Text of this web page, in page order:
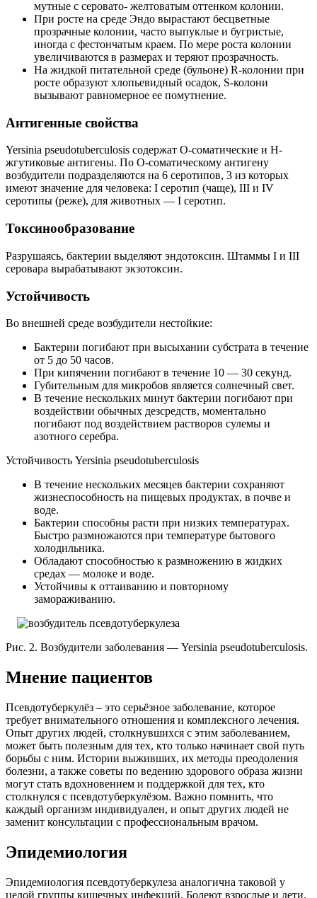
мутные с серовато- желтоватым оттенком колонии.
При росте на среде Эндо вырастают бесцветные
прозрачные колонии, часто выпуклые и бугристые,
иногда с фестончатым краем. По мере роста колонии
увеличиваются в размерах и теряют прозрачность.
На жидкой питательной среде (бульоне) R-колонии при
росте образуют хлопьевидный осадок, S-колони
вызывают равномерное ее помутнение.
Антигенные свойства
Yersinia pseudotuberculosis содержат О-соматические и Н-
жгутиковые антигены. По О-соматическому антигену
возбудители подразделяются на 6 серотипов, 3 из которых
имеют значение для человека: I серотип (чаще), III и IV
серотипы (реже), для животных — I серотип.
Токсинообразование
Разрушаясь, бактерии выделяют эндотоксин. Штаммы I и III
серовара вырабатывают экзотоксин.
Устойчивость
Во внешней среде возбудители нестойкие:
Бактерии погибают при высыхании субстрата в течение
от 5 до 50 часов.
При кипячении погибают в течение 10 — 30 секунд.
Губительным для микробов является солнечный свет.
В течение нескольких минут бактерии погибают при
воздействии обычных дезсредств, моментально
погибают под воздействием растворов сулемы и
азотного серебра.
Устойчивость Yersinia pseudotuberculosis
В течение нескольких месяцев бактерии сохраняют
жизнеспособность на пищевых продуктах, в почве и
воде.
Бактерии способны расти при низких температурах.
Быстро размножаются при температуре бытового
холодильника.
Обладают способностью к размножению в жидких
средах — молоке и воде.
Устойчивы к оттаиванию и повторному
замораживанию.
Рис. 2. Возбудители заболевания — Yersinia pseudotuberculosis.
Мнение пациентов
Псевдотуберкулёз – это серьёзное заболевание, которое
требует внимательного отношения и комплексного лечения.
Опыт других людей, столкнувшихся с этим заболеванием,
может быть полезным для тех, кто только начинает свой путь
борьбы с ним. Истории выживших, их методы преодоления
болезни, а также советы по ведению здорового образа жизни
могут стать вдохновением и поддержкой для тех, кто
столкнулся с псевдотуберкулёзом. Важно помнить, что
каждый организм индивидуален, и опыт других людей не
заменит консультации с профессиональным врачом.
Эпидемиология
Эпидемиология псевдотуберкулеза аналогична таковой у
целой группы кишечных инфекций. Болеют взрослые и дети,